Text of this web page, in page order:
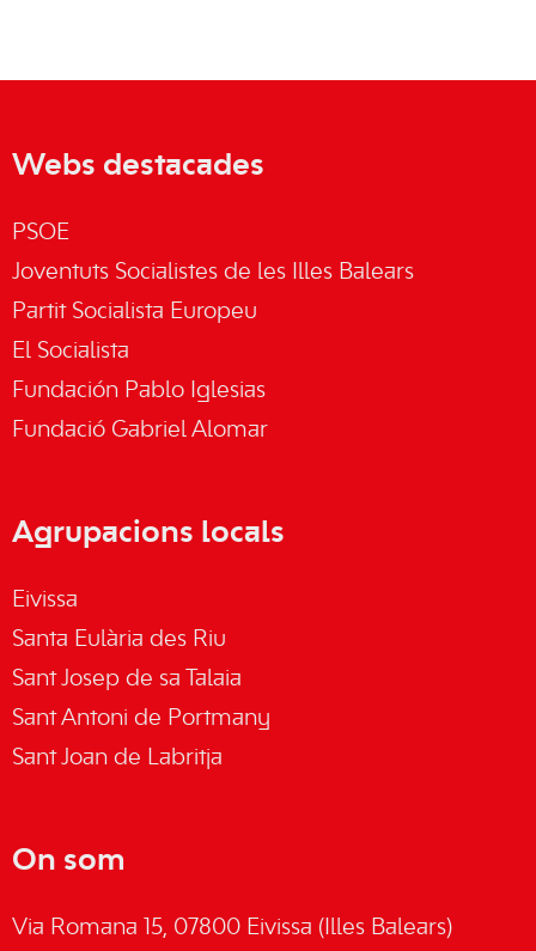
Webs destacades
PSOE
Joventuts Socialistes de les Illes Balears
Partit Socialista Europeu
El Socialista
Fundación Pablo Iglesias
Fundació Gabriel Alomar
Agrupacions locals
Eivissa
Santa Eulària des Riu
Sant Josep de sa Talaia
Sant Antoni de Portmany
Sant Joan de Labritja
On som
Via Romana 15, 07800 Eivissa (Illes Balears)